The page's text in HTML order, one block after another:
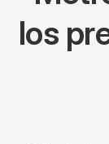
los